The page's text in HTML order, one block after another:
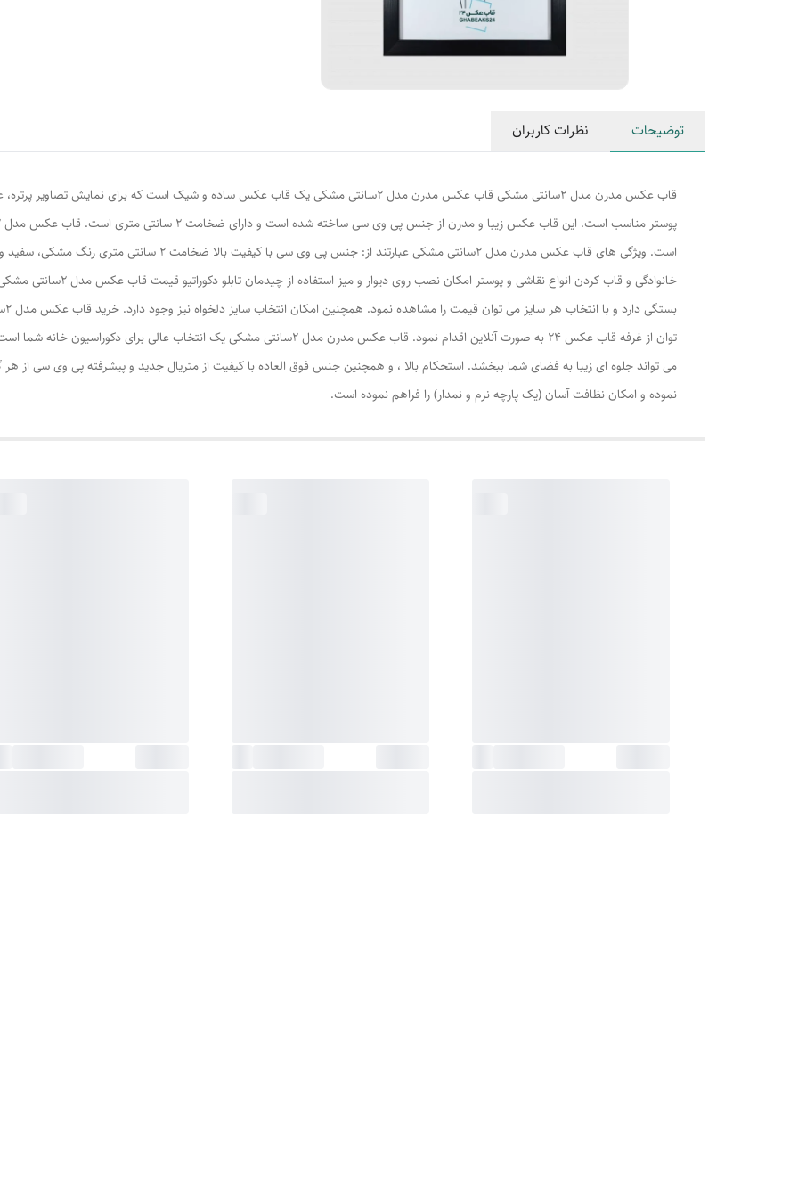
توضیحات نظرات کاربران
قاب عکس مدرن مدل 2سانتی مشکی قاب عکس مدرن مدل 2سانتی مشکی یک قاب عکس ساده و شیک است که برای
است. ویژگی های قاب عکس مدرن مدل 2سانتی مشکی عبارتند از: جنس پی
توان از غرفه قاب عکس 24 به صورت آنلاین اقدام نمود. قاب عکس مدرن مدل 2سانتی مشکی یک
می تواند جلوه ای زیبا به فضای شما ببخشد. استحکام بالا ، و همچنین جنس فوق العاده با کیفیت از متریال جدید و پیشرفته پی وی سی از
نموده و امکان نظافت آسان (یک پارچه نرم و نمدار) را فراهم نموده است.